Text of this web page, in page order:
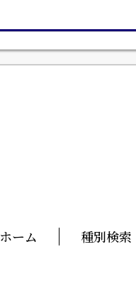
ホーム 種別検索